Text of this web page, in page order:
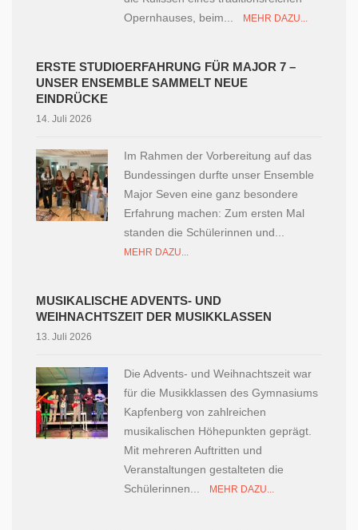
Opernhauses, beim...
MEHR DAZU...
ERSTE STUDIOERFAHRUNG FÜR MAJOR 7 –
UNSER ENSEMBLE SAMMELT NEUE
EINDRÜCKE
14. Juli 2026
Im Rahmen der Vorbereitung auf das
Bundessingen durfte unser Ensemble
Major Seven eine ganz besondere
Erfahrung machen: Zum ersten Mal
standen die Schülerinnen und...
MEHR DAZU...
MUSIKALISCHE ADVENTS- UND
WEIHNACHTSZEIT DER MUSIKKLASSEN
13. Juli 2026
Die Advents- und Weihnachtszeit war
für die Musikklassen des Gymnasiums
Kapfenberg von zahlreichen
musikalischen Höhepunkten geprägt.
Mit mehreren Auftritten und
Veranstaltungen gestalteten die
Schülerinnen...
MEHR DAZU...